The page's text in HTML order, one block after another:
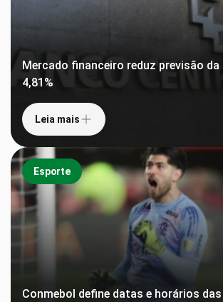
Mercado financeiro reduz previsão
4,81%
Leia mais
Esporte
Conmebol define datas e horários